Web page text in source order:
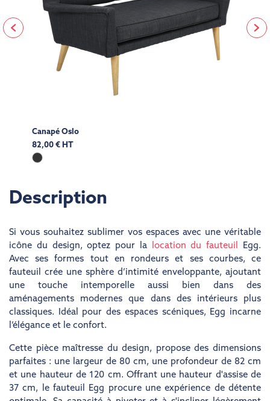
Canapé Oslo
82,00 € HT
Description
Si vous souhaitez sublimer vos espaces avec une véritable
icône du design, optez pour la location du fauteuil Egg.
Avec ses formes tout en rondeurs et ses courbes, ce
fauteuil crée une sphère d’intimité enveloppante, ajoutant
une touche intemporelle aussi bien dans des
aménagements modernes que dans des intérieurs plus
classiques. Idéal pour des espaces scéniques, Egg incarne
l’élégance et le confort.
Cette pièce maîtresse du design, propose des dimensions
parfaites : une largeur de 80 cm, une profondeur de 82 cm
et une hauteur de 120 cm. Offrant une hauteur d'assise de
37 cm, le fauteuil Egg procure une expérience de détente